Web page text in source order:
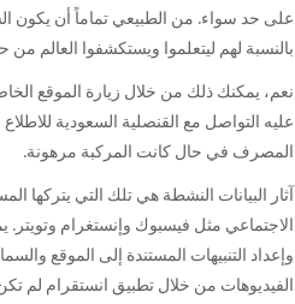
على حد سواء. من الطبيعي تماماً أن يكون
بالنسبة لهم ليتعلموا ويستكشفوا العالم من
نعم، يمكنك ذلك من خلال زيارة الموقع
عليه التواصل مع القنصلية السعودية
المصرف في حال كانت المركبة مرهونة.
آثار البيانات النشطة هي تلك التي
الاجتماعي مثل فيسبوك وإنستغرام وتويتر.
وإعداد التنبيهات المستندة إلى الموقع